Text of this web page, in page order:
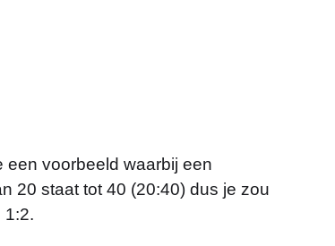
een voorbeeld waarbij een
20 staat tot 40 (20:40) dus je zou
1:2.